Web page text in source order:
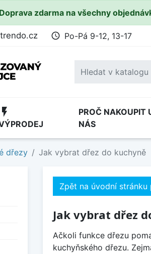
Doprava zdarma na všechny
access_time Po-Pá 9-12, 13-17
flash_on
PROČ NAKOUPIT
NÁS
dřezy Jak vybrat dřez do kuchyně
Zpět na úvodní stránku
Jak vybrat dřez
Ačkoli funkce dřezu
kuchyňského dřezu.